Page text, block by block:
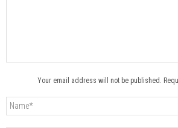
Your email address will not be published.